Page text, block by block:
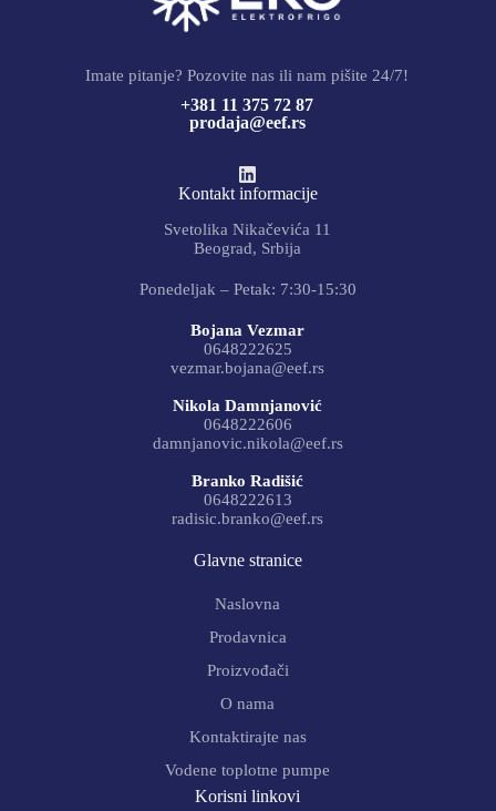
Imate pitanje? Pozovite nas ili nam pišite 24/7!
+381 11 375 72 87
prodaja@eef.rs
Kontakt informacije
Svetolika Nikačevića 11
Beograd, Srbija
Ponedeljak – Petak: 7:30-15:30
Bojana Vezmar
0648222625
vezmar.bojana@eef.rs
Nikola Damnjanović
0648222606
damnjanovic.nikola@eef.rs
Branko Radišić
0648222613
radisic.branko@eef.rs
Glavne stranice
Naslovna
Prodavnica
Proizvođači
O nama
Kontaktirajte nas
Vodene toplotne pumpe
Korisni linkovi